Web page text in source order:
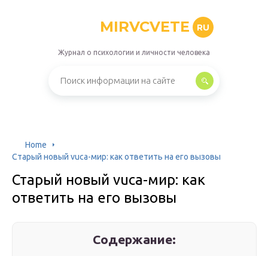
MIRVCVETE RU
Журнал о психологии и личности человека
Home
Старый новый vuca-мир: как ответить на его вызовы
Старый новый vuca-мир: как
ответить на его вызовы
Содержание: